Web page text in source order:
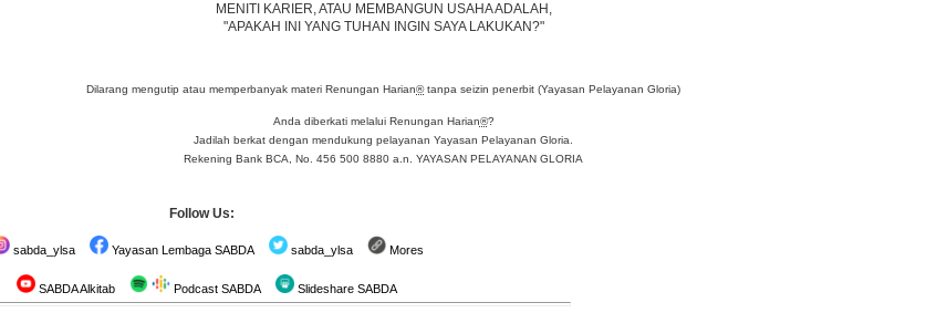
MENITI KARIER, ATAU MEMBANGUN USAHA ADALAH,
"APAKAH INI YANG TUHAN INGIN SAYA LAKUKAN?"
Dilarang mengutip atau memperbanyak materi Renungan Harian®tanpa seizin penerbit (Yayasan Pelayanan Gloria)
Anda diberkati melalui Renungan Harian®?
Jadilah berkat dengan mendukung pelayanan Yayasan Pelayanan Gloria.
Rekening Bank BCA, No. 456 500 8880 a.n. YAYASAN PELAYANAN GLORIA
Follow Us:
sabda_ylsa Yayasan Lembaga SABDA sabda_ylsa Mores
SABDA Alkitab Podcast SABDA Slideshare SABDA